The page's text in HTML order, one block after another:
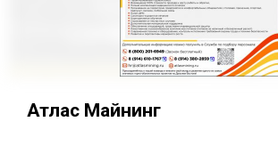
Атлас Майнинг